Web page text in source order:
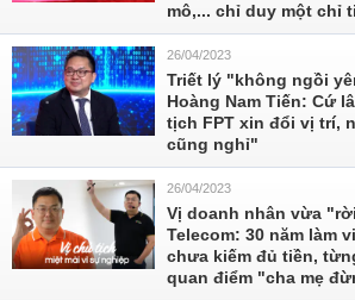
mô,... chỉ duy một chỉ
26/04/2023
Triết lý "không ngồi
Hoàng Nam Tiến: Cứ
tịch FPT xin đổi vị trí,
cũng nghỉ"
26/04/2023
Vị doanh nhân vừa
Telecom: 30 năm làm
chưa kiếm đủ tiền,
quan điểm "cha mẹ